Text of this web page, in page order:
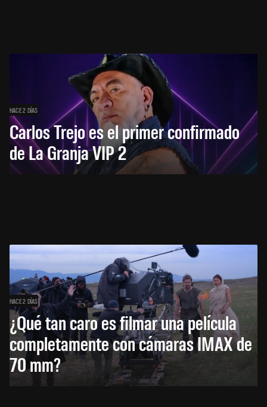
HACE 2 DÍAS
Carlos Trejo es el primer confirmado
de La Granja VIP 2
HACE 2 DÍAS
¿Qué tan caro es filmar una película
completamente con cámaras IMAX de
70 mm?